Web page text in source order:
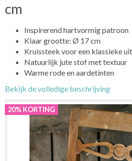
cm
Inspirerend hartvormig patroon
Klaar grootte: Ø 17 cm
Kruissteek voor een klassieke
Natuurlijk jute stof met textuur
Warme rode en aardetinten
Bekijk de volledige beschrijving
20% KORTING